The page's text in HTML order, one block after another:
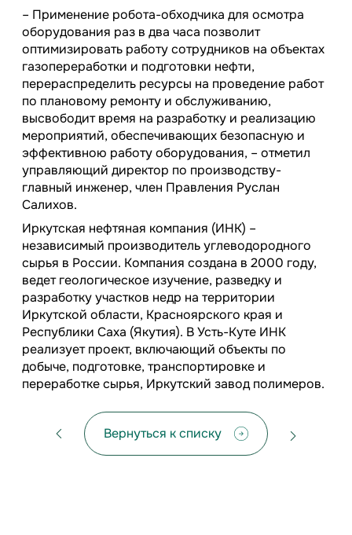
– Применение робота-обходчика для осмотра
оборудования раз в два часа позволит
оптимизировать работу сотрудников на объектах
газопереработки и подготовки нефти,
перераспределить ресурсы на проведение работ
по плановому ремонту и обслуживанию,
высвободит время на разработку и реализацию
мероприятий, обеспечивающих безопасную и
эффективною работу оборудования, – отметил
управляющий директор по производству-
главный инженер, член Правления Руслан
Салихов.
Иркутская нефтяная компания (ИНК) –
независимый производитель углеводородного
сырья в России. Компания создана в 2000 году,
ведет геологическое изучение, разведку и
разработку участков недр на территории
Иркутской области, Красноярского края и
Республики Саха (Якутия). В Усть-Куте ИНК
реализует проект, включающий объекты по
добыче, подготовке, транспортировке и
переработке сырья, Иркутский завод полимеров.
Вернуться к списку